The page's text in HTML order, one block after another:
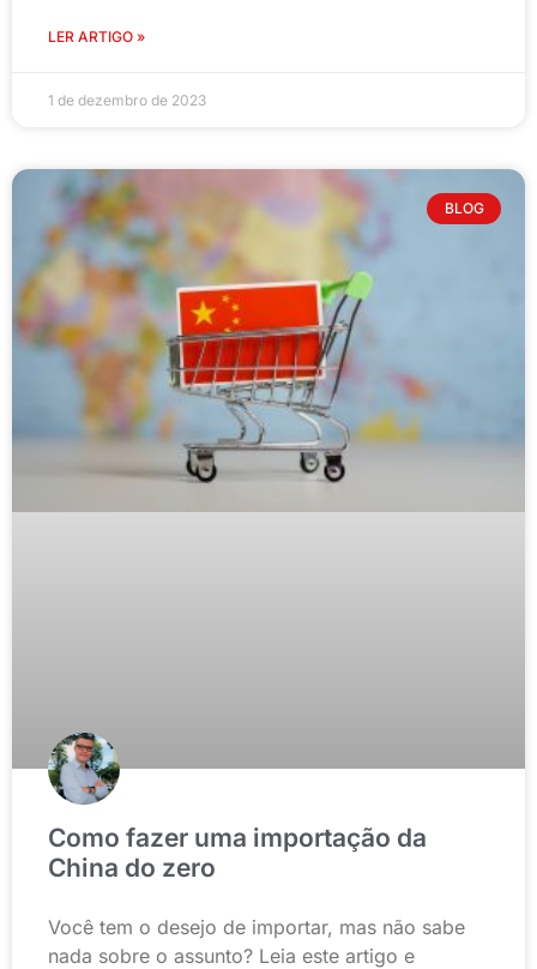
LER ARTIGO »
1 de dezembro de 2023
BLOG
Como fazer uma importação da
China do zero
Você tem o desejo de importar, mas não sabe
nada sobre o assunto? Leia este artigo e